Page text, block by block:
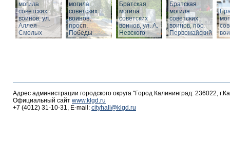
могила
советских
воинов, ул.
Аллея
Смелых
могила
советских
воинов,
просп.
Победы
Братская
могила
советских
воинов, ул. А.
Невского
Братская
могила
советских
воинов, пос.
Первомайский
Адрес администрации городского округа "Город Калининград: 236022,
Официальный сайт www.klgd.ru
+7 (4012) 31-10-31, E-mail: cityhall@klgd.ru